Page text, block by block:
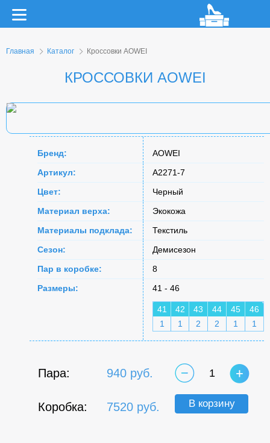
Главная Каталог Кроссовки AOWEI
КРОССОВКИ AOWEI
Бренд:
AOWEI
Артикул:
A2271-7
Цвет:
Черный
Материал верха:
Экокожа
Материалы подклада:
Текстиль
Сезон:
Демисезон
Пар в коробке:
8
Размеры:
41 - 46
41 42 43 44 45
46
1
1 2 2 1 1
Пара: 940 руб.
Коробка: 7520 руб.
1
В корзину